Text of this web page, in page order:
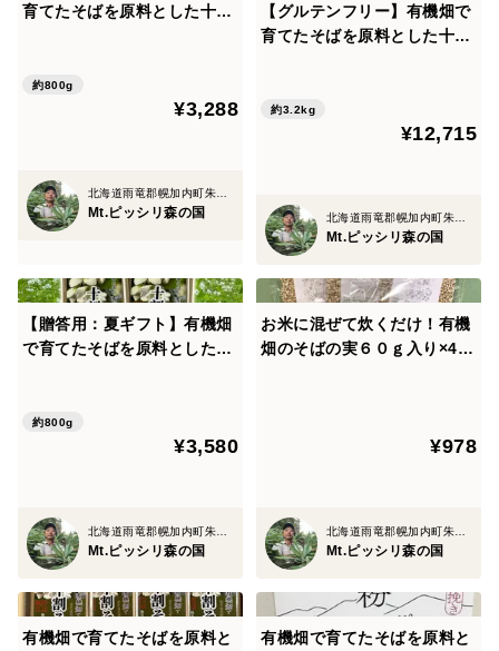
育てたそばを原料とした十割
約800g
¥3,288
北海道雨竜郡幌加内町朱鞠内
Mt.ピッシリ森の国
【グルテンフリー】有機畑で
育てたそばを原料とした十割
約3.2kg
¥12,715
北海道雨竜郡幌加内町朱鞠内
Mt.ピッシリ森の国
【贈答用：夏ギフト】有機畑
で育てたそばを原料とした十
約800g
¥3,580
Mt.ピッシリ森の国
お米に混ぜて炊くだけ！有機
畑のそばの実６０ｇ入り×4個
¥978
Mt.ピッシリ森の国
有機畑で育てたそばを原料と
有機畑で育てたそばを原料と